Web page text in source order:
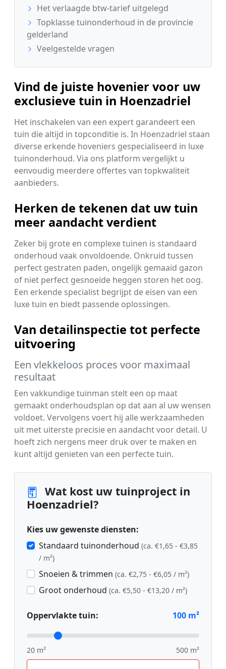
Het verlaagde btw-tarief uitgelegd
Topklasse tuinonderhoud in de provincie
gelderland
Veelgestelde vragen
Vind de juiste hovenier voor uw
exclusieve tuin in Hoenzadriel
Het inschakelen van een expert garandeert een
tuin die altijd in topconditie is. In Hoenzadriel staan
diverse erkende hoveniers gespecialiseerd in luxe
tuinonderhoud. Via ons platform vergelijkt u
eenvoudig meerdere offertes van topkwaliteit
aanbieders.
Herken de tekenen dat uw tuin
meer aandacht verdient
Zeker bij grote en complexe tuinen is standaard
onderhoud vaak onvoldoende. Onkruid tussen
perfect gestraten paden, ongelijk gemaaid gazon
of niet perfect gesnoeide heggen storen het oog.
Een erkende specialist begrijpt de eisen van een
luxe tuin en biedt passende oplossingen.
Van detailinspectie tot perfecte
uitvoering
Een vlekkeloos proces voor maximaal
resultaat
Een vakkundige tuinman stelt een op maat
gemaakt onderhoudsplan op dat aan al uw wensen
voldoet. Vervolgens voert hij alle werkzaamheden
uit met uiterste precisie en aandacht voor detail. U
hoeft zich nergens meer druk over te maken en
kunt altijd genieten van een perfecte tuin.
Wat kost uw tuinproject in
Hoenzadriel?
Kies uw gewenste diensten:
Standaard tuinonderhoud (ca. €1,65 - €3,85
/ m²)
Snoeien & trimmen (ca. €2,75 - €6,05 / m²)
Groot onderhoud (ca. €5,50 - €13,20 / m²)
Oppervlakte tuin: 100 m²
20 m² 500 m²